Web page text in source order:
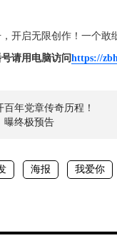
开启无限创作！一个敢
请用电脑访问https://
年党章传奇历程！
曝终极预告
海报 我爱你